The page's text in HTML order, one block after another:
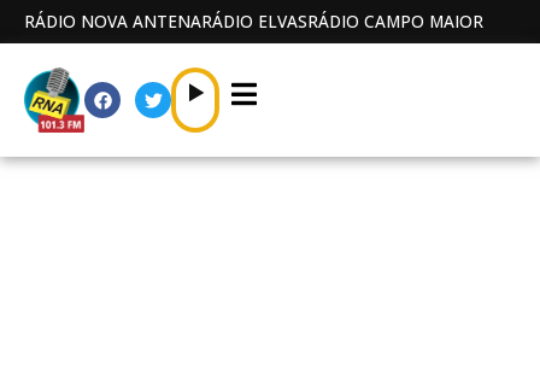
RÁDIO NOVA ANTENARÁDIO ELVASRÁDIO CAMPO MAIOR